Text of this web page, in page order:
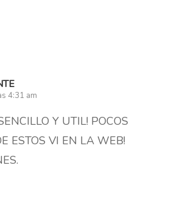
4:31 am
Y UTIL! POCOS
ESTOS VI EN LA WEB!